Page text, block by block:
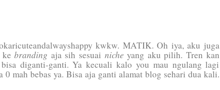
kwkw. MATIK. Oh iya, aku juga
kebranding aja sih sesuai niche yang aku pilih. Tren kan
diganti-ganti. Ya kecuali kalo you mau ngulang lagi
0 mah bebas ya. Bisa aja ganti alamat blog sehari dua kali.